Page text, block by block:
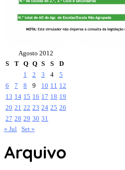
Agosto 2012
S
T Q Q S S
D
1
2 3 4
5
6
7 8 9 10 11 12
13 14 15 16 17 18 19
20 21 22 23 24 25 26
27 28 29 30 31
« Jul Set »
Arquivo